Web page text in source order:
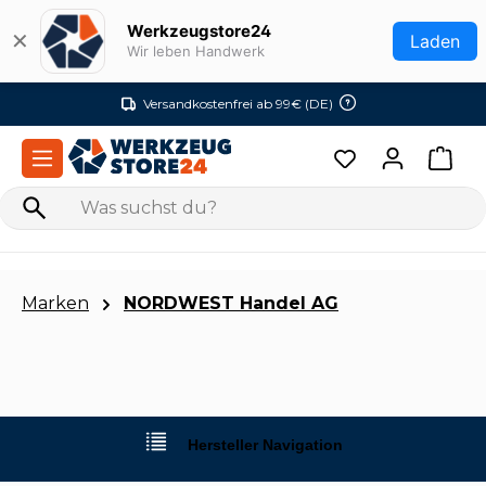
Zum Hauptinhalt springen
✕ Werkzeugstore24
Wir leben Handwerk Laden
Versandkostenfrei ab 99€ (DE)
Marken NORDWEST Handel AG
Hersteller Navigation